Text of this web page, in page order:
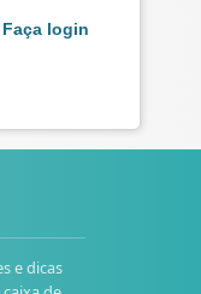
Faça login
e dicas